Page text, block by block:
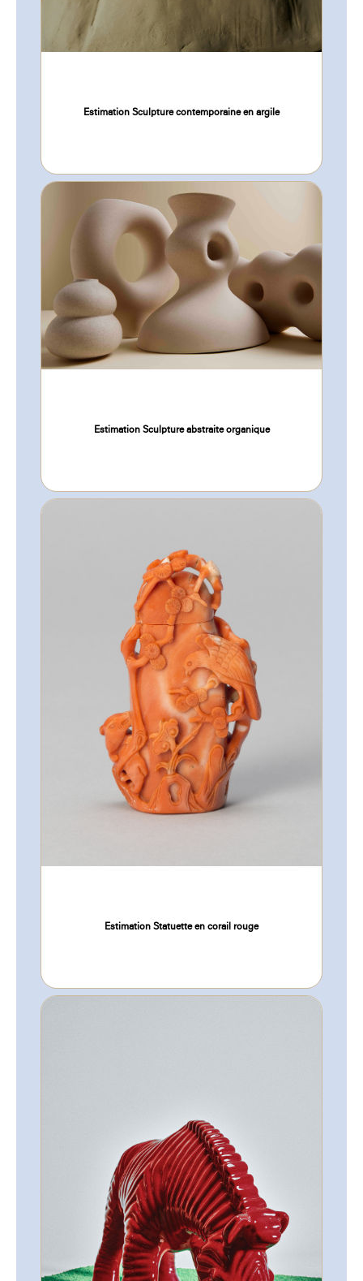
Estimation Sculpture contemporaine en argile
Estimation Sculpture abstraite organique
Estimation Statuette en corail rouge